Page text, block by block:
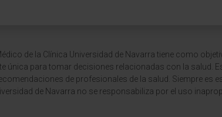
de la Clínica Universidad de Navarra tiene como
única para tomar decisiones relacionadas con la salud.
de profesionales de la salud. Siempre es
de Navarra no se responsabiliza por el uso